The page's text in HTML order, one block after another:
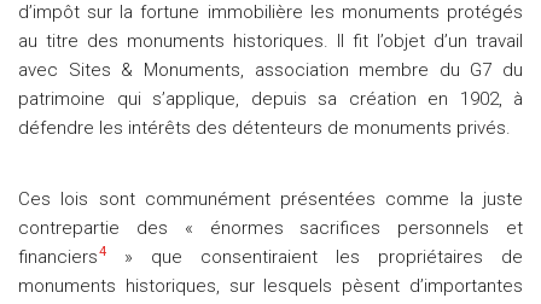
d’impôt sur la fortune immobilière les monuments protégés
au titre des monuments historiques. Il fit l’objet d’un travail
avec Sites & Monuments, association membre du G7 du
patrimoine qui s’applique, depuis sa création en 1902, à
défendre les intérêts des détenteurs de monuments privés.
Ces lois sont communément présentées comme la juste
contrepartie des « énormes sacrifices personnels et
financiers4
» que consentiraient les propriétaires de
monuments historiques, sur lesquels pèsent d’importantes